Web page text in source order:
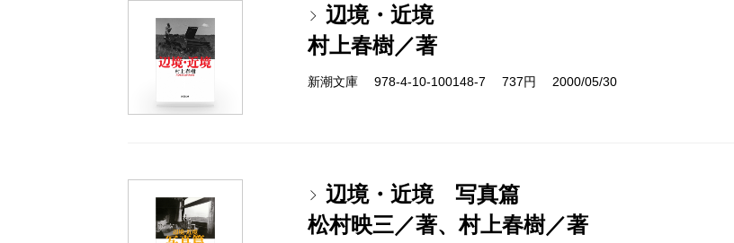
辺境・近境
村上春樹／著
新潮文庫 978-4-10-100148-7 737円 2000/05/30
辺境・近境 写真篇
松村映三／著、村上春樹／著